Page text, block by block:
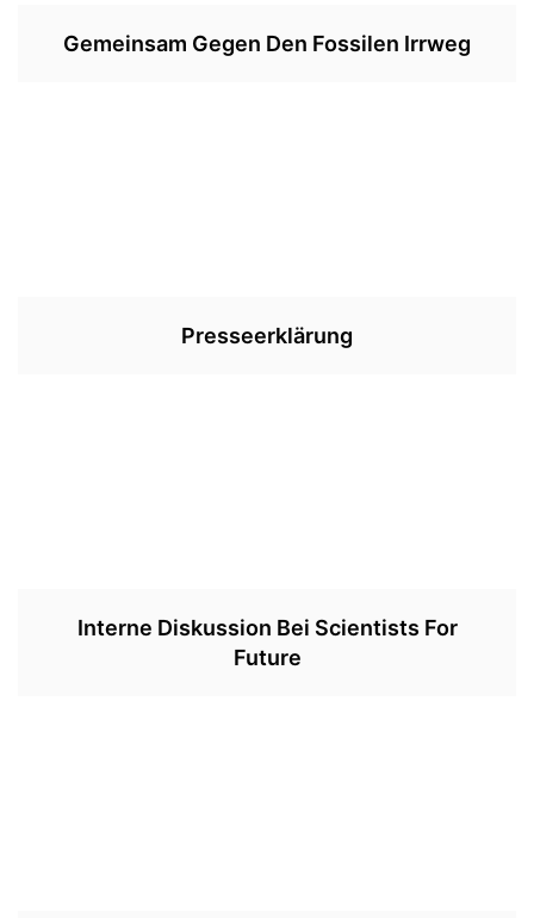
Gemeinsam Gegen Den Fossilen Irrweg
Presseerklärung
Interne Diskussion Bei Scientists For
Future